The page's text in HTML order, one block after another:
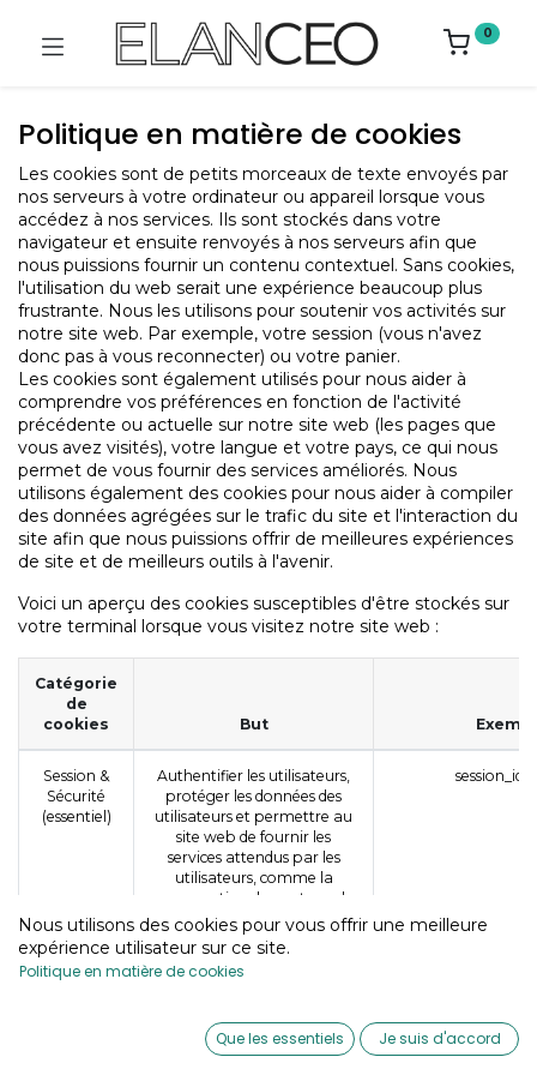
0
Wishlist Account
0
Politique en matière de cookies
Les cookies sont de petits morceaux de texte envoyés par
nos serveurs à votre ordinateur ou appareil lorsque vous
accédez à nos services. Ils sont stockés dans votre
navigateur et ensuite renvoyés à nos serveurs afin que
nous puissions fournir un contenu contextuel. Sans cookies,
l'utilisation du web serait une expérience beaucoup plus
frustrante. Nous les utilisons pour soutenir vos activités sur
notre site web. Par exemple, votre session (vous n'avez
donc pas à vous reconnecter) ou votre panier.
Les cookies sont également utilisés pour nous aider à
comprendre vos préférences en fonction de l'activité
précédente ou actuelle sur notre site web (les pages que
vous avez visités), votre langue et votre pays, ce qui nous
permet de vous fournir des services améliorés. Nous
utilisons également des cookies pour nous aider à compiler
des données agrégées sur le trafic du site et l'interaction du
site afin que nous puissions offrir de meilleures expériences
de site et de meilleurs outils à l'avenir.
Voici un aperçu des cookies susceptibles d'être stockés sur
votre terminal lorsque vous visitez notre site web :
Catégorie
de
cookies
But
Session &
Sécurité
(essentiel)
Authentifier les utilisateurs,
protéger les données des
utilisateurs et permettre au
site web de fournir les
services attendus par les
utilisateurs, comme la
conservation du contenu de
leur panier ou l'autorisation
de télécharger des fichiers.
Le site web ne fonctionnera
rejetez ou ignorez ces
cookies.
session_id
Nous utilisons des cookies pour vous offrir une meilleure
expérience utilisateur sur ce site.
Politique en matière de cookies
Que les essentiels Je suis d'accord